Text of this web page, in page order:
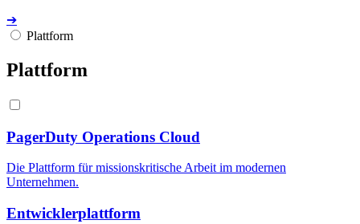
➔
Plattform
Plattform
PagerDuty Operations Cloud
Die Plattform für missionskritische Arbeit im modernen
Unternehmen.
Entwicklerplattform